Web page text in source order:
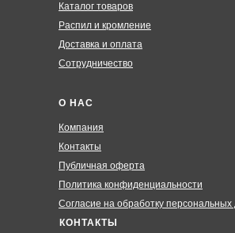
Каталог товаров
Распил и кромление
Доставка и оплата
Сотрудничество
О НАС
Компания
Контакты
Публичная оферта
Политика конфиденциальности
Согласие на обработку
КОНТАКТЫ